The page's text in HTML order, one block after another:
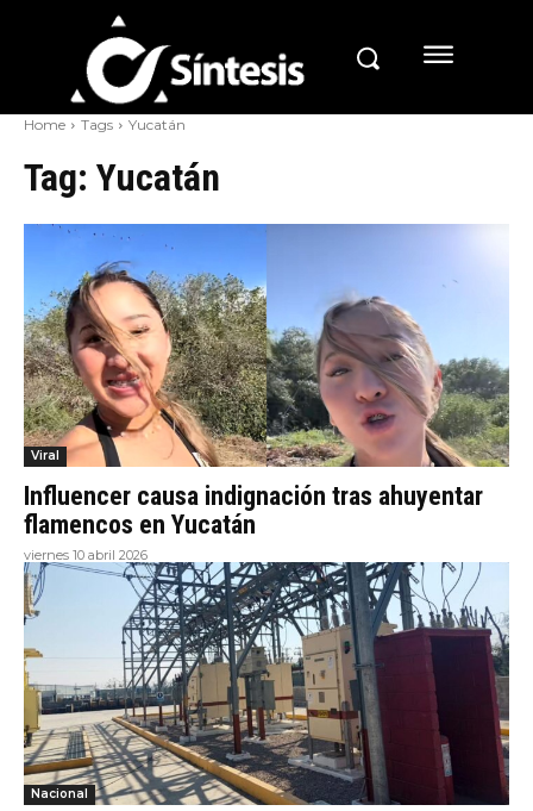
Home Tags Yucatán
Tag: Yucatán
Viral
Influencer causa indignación tras ahuyentar
flamencos en Yucatán
viernes 10 abril 2026
Nacional